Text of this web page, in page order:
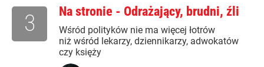
Na stronie - Odrażający, brudni, źli
Wśród polityków nie ma więcej łotrów
niż wśród lekarzy, dziennikarzy, adwokatów
czy księży
3